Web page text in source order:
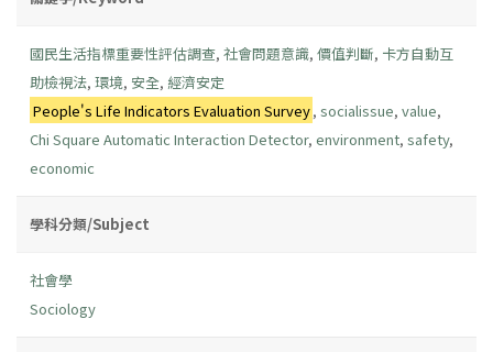
國民生活指標重要性評估調查, 社會問題意識, 價值判斷, 卡方自動互
助檢視法, 環境, 安全, 經濟安定
People's Life Indicators Evaluation Survey,socialissue,value,
Chi Square Automatic Interaction Detector, environment, safety,
economic
學科分類/Subject
社會學
Sociology